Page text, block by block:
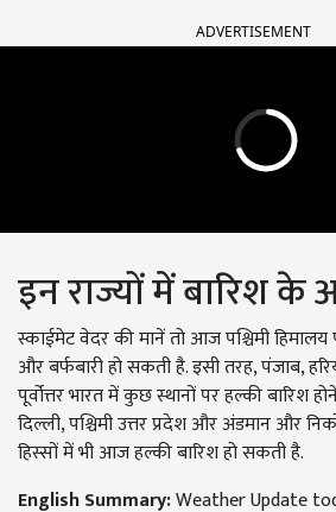
ADVERTISEMENT
इन राज्यों में बारिश के
स्काईमेट वेदर की मानें तो आज पश्चिमी
और बर्फबारी हो सकती है. इसी तरह, पंजाब,
पूर्वोत्तर भारत में कुछ स्थानों पर हल्की बारिश
दिल्ली, पश्चिमी उत्तर प्रदेश और अंडमान और
हिस्सों में भी आज हल्की बारिश हो सकती है.
English Summary:Weather Update